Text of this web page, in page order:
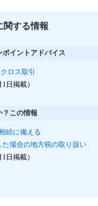
関する情報
イントアドバイス
ロス取引
1日掲載）
？この情報
続に備える
場合の地方税の取り扱い
1日掲載）